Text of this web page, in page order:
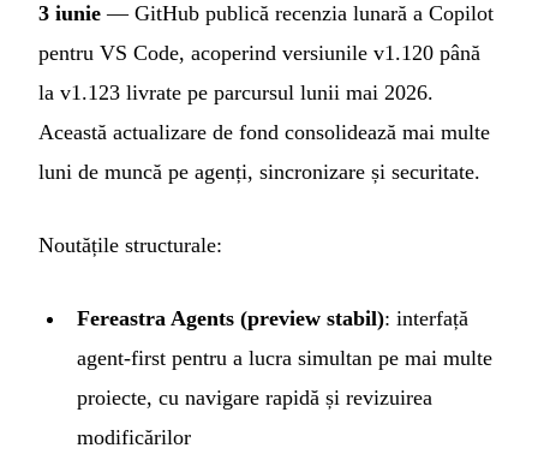
3 iunie — GitHub publică recenzia lunară a Copilot
pentru VS Code, acoperind versiunile v1.120 până
la v1.123 livrate pe parcursul lunii mai 2026.
Această actualizare de fond consolidează mai multe
luni de muncă pe agenți, sincronizare și securitate.
Noutățile structurale:
Fereastra Agents (preview stabil): interfață
agent-first pentru a lucra simultan pe mai multe
proiecte, cu navigare rapidă și revizuirea
modificărilor